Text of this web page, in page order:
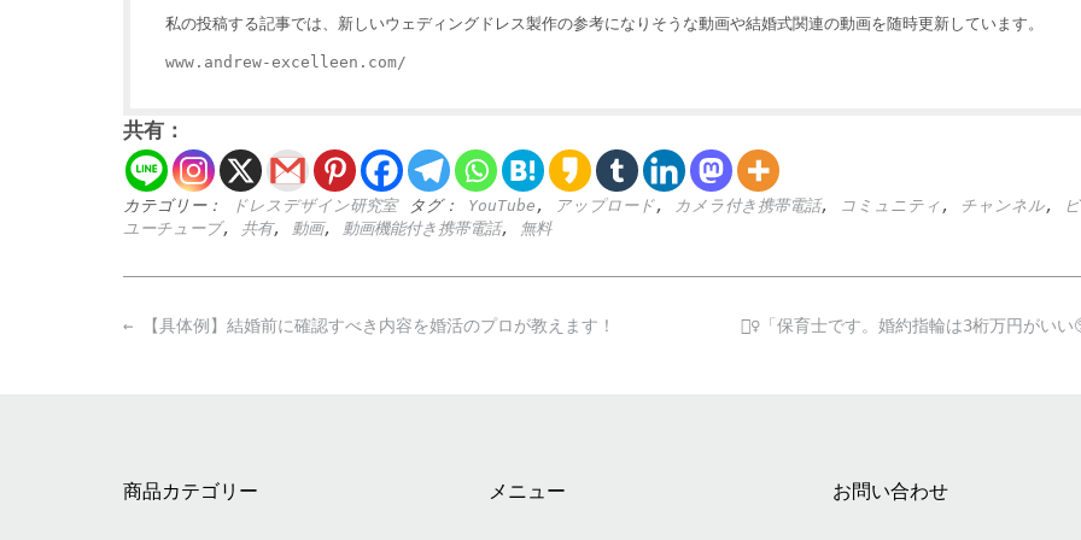
私の投稿する記事では、新しいウェディングドレス製作の参考になりそうな動画や結婚式関連の動画を随時更新しています。
www.andrew-excelleen.com/
共有：
カテゴリー： ドレスデザイン研究室 タグ： YouTube , アップロード, カメラ付き携帯電話, コミュニティ , チャンネル,
ユーチューブ, 共有, 動画, 動画機能付き携帯電話, 無料
Post
💁‍♀️「保育士です。婚約指輪は3桁万円がい
← 【具体例】結婚前に確認すべき内容を婚活のプロが教えます！
商品カテゴリー メニュー お問い合わせ